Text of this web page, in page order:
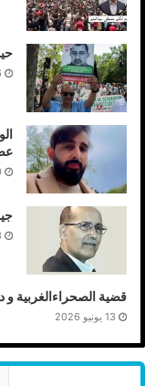
قضية الصحراءالغربية
13 يونيو 2026